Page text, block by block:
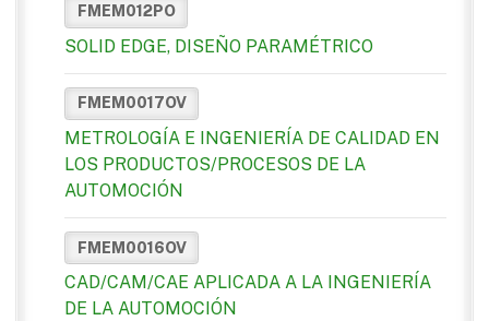
FMEM012PO
SOLID EDGE, DISEÑO PARAMÉTRICO
FMEM0017OV
METROLOGÍA E INGENIERÍA DE CALIDAD EN
LOS PRODUCTOS/PROCESOS DE LA
AUTOMOCIÓN
FMEM0016OV
CAD/CAM/CAE APLICADA A LA INGENIERÍA
DE LA AUTOMOCIÓN